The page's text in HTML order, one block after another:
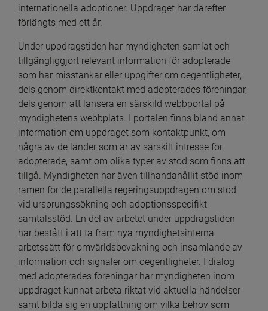
internationella adoptioner. Uppdraget har därefter
förlängts med ett år.
Under uppdragstiden har myndigheten samlat och
tillgängliggjort relevant information för adopterade
som har misstankar eller uppgifter om oegentligheter,
dels genom direktkontakt med adopterades föreningar,
dels genom att lansera en särskild webbportal på
myndighetens webbplats. I portalen finns bland annat
information om uppdraget som kontaktpunkt, om
några av de länder som är av särskilt intresse för
adopterade, samt om olika typer av stöd som finns att
tillgå. Myndigheten har även tillhandahållit stöd inom
ramen för de parallella regeringsuppdragen om stöd
vid ursprungssökning och adoptionsspecifikt
samtalsstöd. En del av arbetet under uppdragstiden
har bestått i att ta fram nya myndighetsinterna
arbetssätt för omvärldsbevakning och insamlande av
information och signaler om oegentligheter. I dialog
med adopterades föreningar har myndigheten inom
uppdraget kunnat arbeta riktat vid aktuella händelser
samt bilda sig en uppfattning om vilka behov som